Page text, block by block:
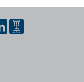
redes sociales y